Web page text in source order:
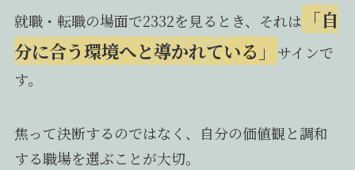
就職・転職の場面で2332を見るとき、それは「自
分に合う環境へと導かれている」サインで
す。
焦って決断するのではなく、自分の価値観と調和
する職場を選ぶことが大切。